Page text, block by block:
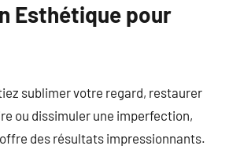
Esthétique pour
sublimer votre regard, restaurer
ou dissimuler une imperfection,
des résultats impressionnants.